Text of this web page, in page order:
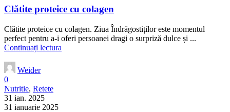
Clătite proteice cu colagen
Clătite proteice cu colagen. Ziua Îndrăgostiților este momentul
perfect pentru a-i oferi persoanei dragi o surpriză dulce și ...
Continuați lectura
Weider
0
Nutritie, Retete
31 ian. 2025
31 ianuarie 2025